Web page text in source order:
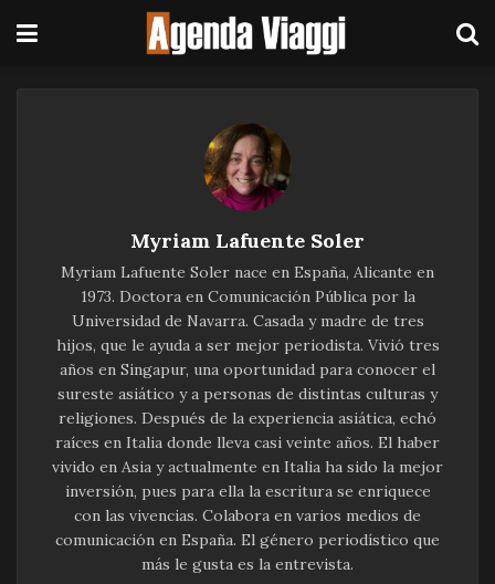
Myriam Lafuente Soler
Myriam Lafuente Soler nace en España, Alicante en
1973. Doctora en Comunicación Pública por la
Universidad de Navarra. Casada y madre de tres
hijos, que le ayuda a ser mejor periodista. Vivió tres
años en Singapur, una oportunidad para conocer el
sureste asiático y a personas de distintas culturas y
religiones. Después de la experiencia asiática, echó
raíces en Italia donde lleva casi veinte años. El haber
vivido en Asia y actualmente en Italia ha sido la mejor
inversión, pues para ella la escritura se enriquece
con las vivencias. Colabora en varios medios de
comunicación en España. El género periodístico que
más le gusta es la entrevista.